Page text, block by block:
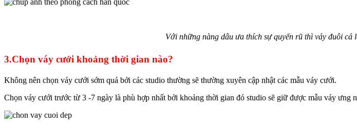
Với những nàng dâu ưa thích sự quyến rũ thì váy đuôi
3.Chọn váy cưới khoảng thời gian nào?
Không nên chọn váy cưới sớm quá bởi các studio thường sẽ thường xuyên cập nhật các mẫu váy cưới.
Chọn váy cưới trước từ 3 -7 ngày là phù hợp nhất bởi khoảng thời gian đó studio sẽ giữ được mẫu váy ưng